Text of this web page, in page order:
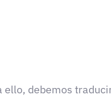
debemos